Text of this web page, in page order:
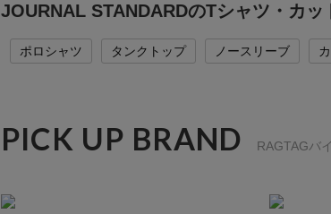
JOURNAL STANDARDのTシャツ・カ
ポロシャツ タンクトップ ノースリーブ
PICK UP BRAND RAGTAGバ